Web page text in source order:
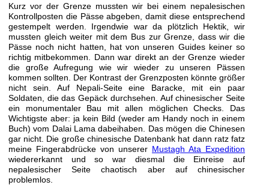
Kurz vor der Grenze mussten wir bei einem nepalesischen
Kontrollposten die Pässe abgeben, damit diese entsprechend
gestempelt werden. Irgendwie war da plötzlich Hektik, wir
mussten gleich weiter mit dem Bus zur Grenze, dass wir die
Pässe noch nicht hatten, hat von unseren Guides keiner so
richtig mitbekommen. Dann war direkt an der Grenze wieder
die große Aufregung wie wir wieder zu unseren Pässen
kommen sollten. Der Kontrast der Grenzposten könnte größer
nicht sein. Auf Nepali-Seite eine Baracke, mit ein paar
Soldaten, die das Gepäck durchsehen. Auf chinesischer Seite
ein monumentaler Bau mit allen möglichen Checks. Das
Wichtigste aber: ja kein Bild (weder am Handy noch in einem
Buch) vom Dalai Lama dabeihaben. Das mögen die Chinesen
gar nicht. Die große chinesische Datenbank hat dann ratz fatz
meine Fingerabdrücke von unserer Mustagh Ata Expedition
wiedererkannt und so war diesmal die Einreise auf
nepalesischer Seite chaotisch aber auf chinesischer
problemlos.